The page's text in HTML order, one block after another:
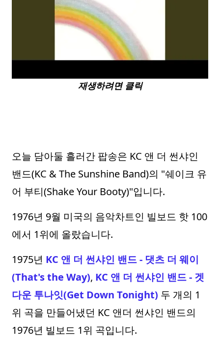
재생하려면 클릭
오늘 담아둘 흘러간 팝송은 KC 앤 더 썬샤인
밴드(KC & The Sunshine Band)의 "쉐이크 유
어 부티(Shake Your Booty)"입니다.
1976년 9월 미국의 음악차트인 빌보드 핫 100
에서 1위에 올랐습니다.
1975년 KC 앤 더 썬샤인 밴드 - 댓츠 더 웨이
(That's the Way), KC 앤 더 썬샤인 밴드 - 겟
다운 투나잇(Get Down Tonight) 두 개의 1
위 곡을 만들어냈던 KC 앤더 썬샤인 밴드의
1976년 빌보드 1위 곡입니다.